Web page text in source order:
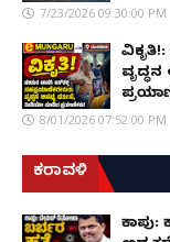
7/23/2026 09:30:00 PM
8/01/2026 07:52:00 PM
ಕರಾವಳಿ
ಕಾಪು: